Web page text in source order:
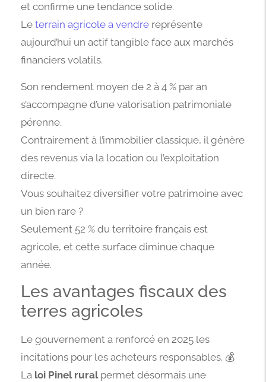
et confirme une tendance solide.
Le terrain agricole a vendre représente
aujourd’hui un actif tangible face aux marchés
financiers volatils.
Son rendement moyen de 2 à 4 % par an
s’accompagne d’une valorisation patrimoniale
pérenne.
Contrairement à l’immobilier classique, il génère
des revenus via la location ou l’exploitation
directe.
Vous souhaitez diversifier votre patrimoine avec
un bien rare ?
Seulement 52 % du territoire français est
agricole, et cette surface diminue chaque
année.
Les avantages fiscaux des
terres agricoles
Le gouvernement a renforcé en 2025 les
incitations pour les acheteurs responsables. 💰
La loi Pinel ruralpermet désormais une